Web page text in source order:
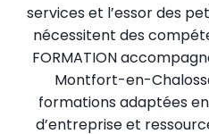
services et l’essor des
nécessitent des
FORMATION
Montfort-en-
formations adaptées
d’entreprise et